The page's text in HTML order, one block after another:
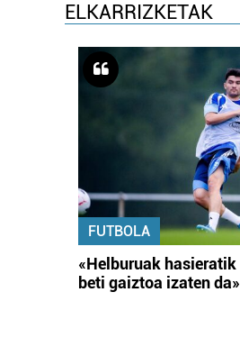
ELKARRIZKETAK
FUTBOLA
«Helburuak
beti gaiztoa izaten da»